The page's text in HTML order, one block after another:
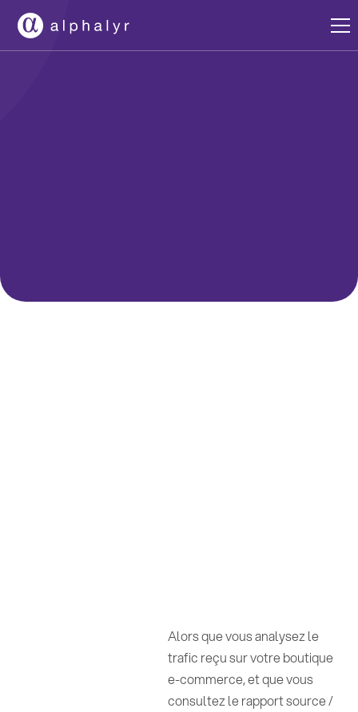
Alors que vous analysez le
trafic reçu sur votre boutique
e-commerce, et que vous
consultez le rapport source /